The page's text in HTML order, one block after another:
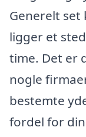
Generelt
ligger et
time. Det er
nogle
bestemte
fordel for